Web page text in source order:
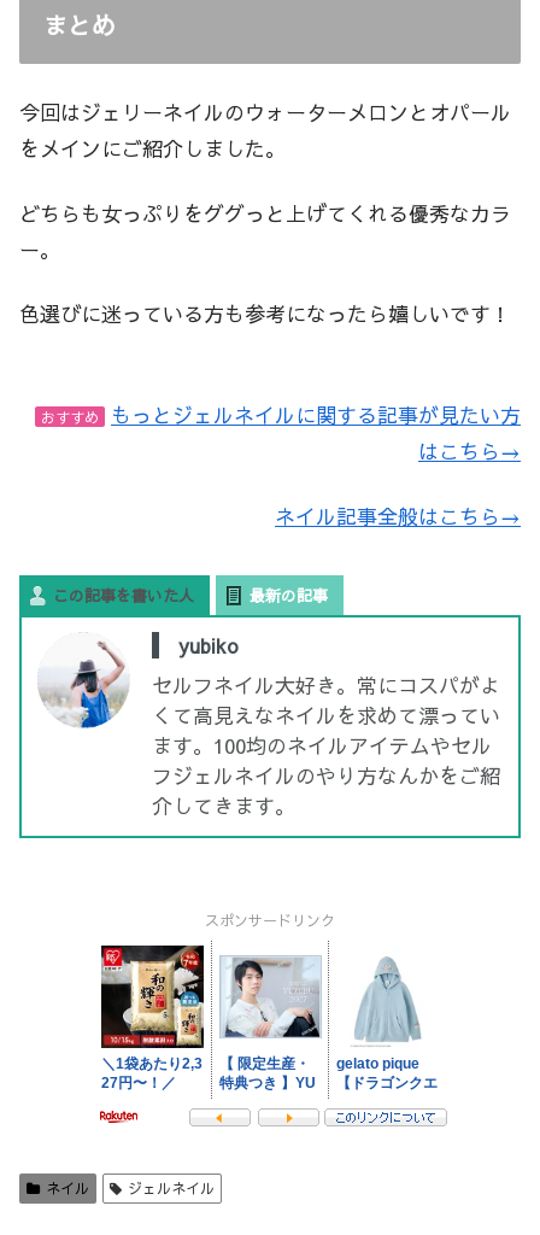
まとめ
今回はジェリーネイルのウォーターメロンとオパール
をメインにご紹介しました。
どちらも女っぷりをググっと上げてくれる優秀なカラ
ー。
色選びに迷っている方も参考になったら嬉しいです！
おすすめ
もっとジェルネイルに関する記事が見たい方
はこちら→
ネイル記事全般はこちら→
この記事を書いた人 最新の記事
yubiko
セルフネイル大好き。常にコスパがよ
くて高見えなネイルを求めて漂ってい
ます。100均のネイルアイテムやセル
フジェルネイルのやり方なんかをご紹
介してきます。
スポンサードリンク
ネイル ジェルネイル